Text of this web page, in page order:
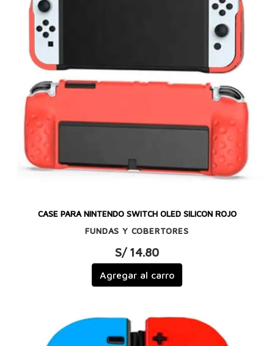
CASE PARA NINTENDO SWITCH OLED SILICON ROJO
FUNDAS Y COBERTORES
S/ 14.80
Agregar al carro